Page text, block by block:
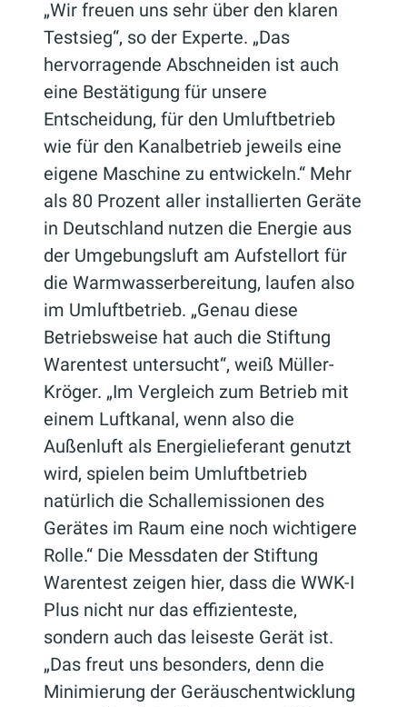
„Wir freuen uns sehr über den klaren
Testsieg“, so der Experte. „Das
hervorragende Abschneiden ist auch
eine Bestätigung für unsere
Entscheidung, für den Umluftbetrieb
wie für den Kanalbetrieb jeweils eine
eigene Maschine zu entwickeln.“ Mehr
als 80 Prozent aller installierten Geräte
in Deutschland nutzen die Energie aus
der Umgebungsluft am Aufstellort für
die Warmwasserbereitung, laufen also
im Umluftbetrieb. „Genau diese
Betriebsweise hat auch die Stiftung
Warentest untersucht“, weiß Müller-
Kröger. „Im Vergleich zum Betrieb mit
einem Luftkanal, wenn also die
Außenluft als Energielieferant genutzt
wird, spielen beim Umluftbetrieb
natürlich die Schallemissionen des
Gerätes im Raum eine noch wichtigere
Rolle.“ Die Messdaten der Stiftung
Warentest zeigen hier, dass die WWK-I
Plus nicht nur das effizienteste,
sondern auch das leiseste Gerät ist.
„Das freut uns besonders, denn die
Minimierung der Geräuschentwicklung